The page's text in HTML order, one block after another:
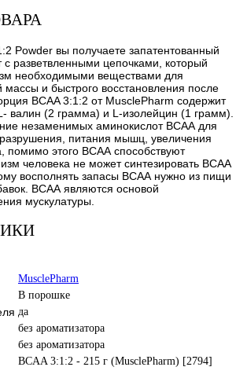
Powder вы получаете запатентованный
с разветвленными цепочками, который
необходимыми веществами для
и быстрого восстановления после
BCAA 3:1:2 от MusclePharm содержит
валин (2 грамма) и L-изолейцин (1 грамм).
незаменимых аминокислот ВСАА для
питания мышц, увеличения
этого ВСАА способствуют
человека не может синтезировать ВСАА
восполнять запасы ВСАА нужно из пищи
ВСАА являются основой
мускулатуры.
MusclePharm
В порошке
да
без ароматизатора
без ароматизатора
BCAA 3:1:2 - 215 г (MusclePharm) [2794]